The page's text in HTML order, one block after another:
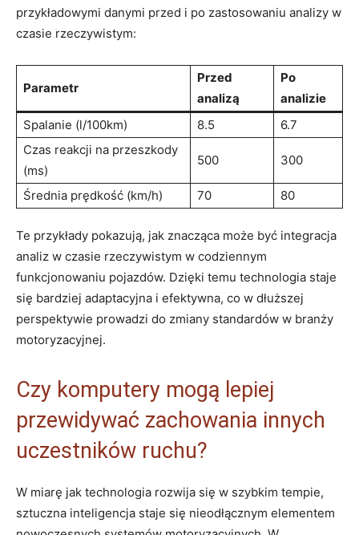
przykładowymi danymi przed i po ‍zastosowaniu analizy ⁣w
czasie rzeczywistym:
Parametr
Przed​
analizą
Po
analizie
Spalanie (l/100km)
8.5
6.7
Czas reakcji na przeszkody
(ms)
500 300
Średnia​ prędkość (km/h) 70 80
Te ‍przykłady pokazują, jak znacząca może być integracja
analiz⁤ w czasie ⁣rzeczywistym w codziennym
funkcjonowaniu pojazdów. Dzięki temu ‌technologia staje
się bardziej ‌adaptacyjna i ⁢efektywna, co w dłuższej ​
perspektywie prowadzi ⁤do⁢ zmiany‌ standardów w branży
motoryzacyjnej.
Czy komputery mogą lepiej
przewidywać zachowania innych ​
uczestników ruchu?
W miarę⁢ jak⁢ technologia rozwija się w szybkim tempie,
⁣sztuczna inteligencja ‍staje się nieodłącznym ⁣elementem